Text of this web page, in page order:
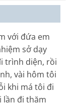
với đứa em
sở dạy
trình diện, rồi
vài hôm tôi
khi má tôi đi
lần đi thăm